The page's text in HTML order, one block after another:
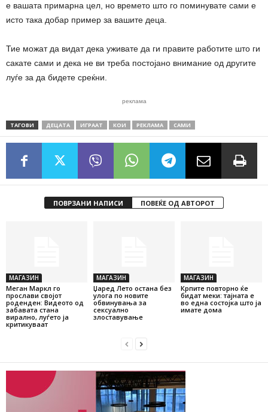
е вашата примарна цел, но времето што го поминувате сами е
исто така добар пример за вашите деца.
Тие можат да видат дека уживате да ги правите работите што ги
сакате сами и дека не ви треба постојано внимание од другите
луѓе за да бидете среќни.
реклама
ТАГОВИ ДЕЦАТА ИГРААТ КОИ РЕКЛАМА САМИ
ПОВРЗАНИ НАПИСИ ПОВЕЌЕ ОД АВТОРОТ
МАГАЗИН
Меган Маркл го
прослави својот
роденден: Видеото од
забавата стана
вирално, луѓето ја
критикуваат
МАГАЗИН
Џаред Лето остана без
улога по новите
обвинувања за
сексуално
злоставување
МАГАЗИН
Крпите повторно ќе
бидат меки: тајната е
во една состојка што ја
имате дома